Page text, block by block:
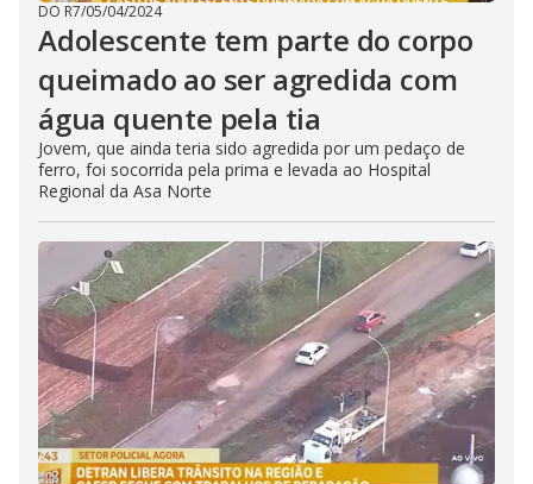
DO R7/05/04/2024
Adolescente tem parte do corpo
queimado ao ser agredida com
água quente pela tia
Jovem, que ainda teria sido agredida por um pedaço de
ferro, foi socorrida pela prima e levada ao Hospital
Regional da Asa Norte